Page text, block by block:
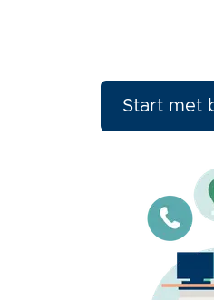
Start met